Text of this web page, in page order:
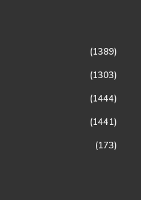
(1389)
(1303)
(1444)
(1441)
(173)